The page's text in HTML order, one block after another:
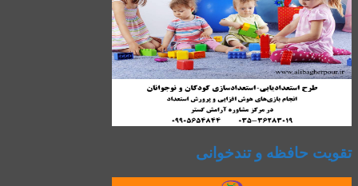
تقویت حافظه و تندخوانی